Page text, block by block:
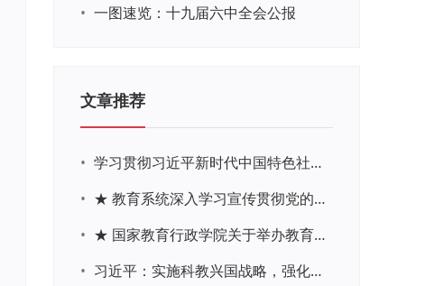
• 一图速览：十九届六中全会公报
文章推荐
•
学习贯彻习近平新时代中国特色社会主义思想主题教育网络培训
•
★ 教育系统深入学习宣传贯彻党的二十大精神学习专题
•
★ 国家教育行政学院关于举办教育系统深入学习宣传贯彻党的二十大精神专题网络培训的通知
•
习近平：实施科教兴国战略，强化现代化建设人才支撑